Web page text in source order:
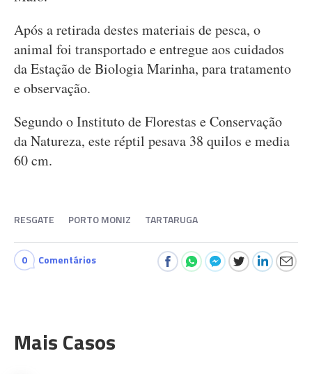
Após a retirada destes materiais de pesca, o
animal foi transportado e entregue aos cuidados
da Estação de Biologia Marinha, para tratamento
e observação.
Segundo o Instituto de Florestas e Conservação
da Natureza, este réptil pesava 38 quilos e media
60 cm.
RESGATE PORTO MONIZ TARTARUGA
0 Comentários
Mais Casos